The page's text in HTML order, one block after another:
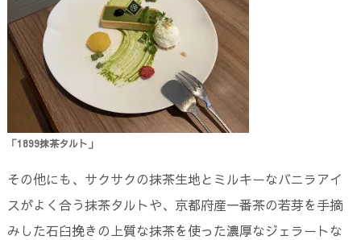
「1899抹茶タルト」
その他にも、サクサクの抹茶生地とミルキーなバニラアイ
スがよく合う抹茶タルトや、京都府産一番茶の若芽を手摘
みした石臼挽きの上質な抹茶を使った濃厚なジェラートな